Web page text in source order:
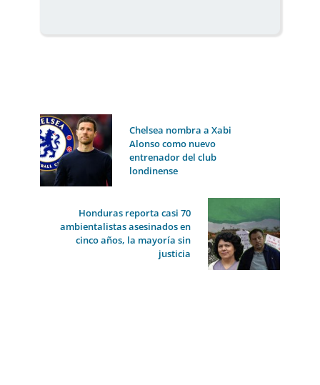
Chelsea nombra a Xabi
Alonso como nuevo
entrenador del club
londinense
Honduras reporta casi 70
ambientalistas asesinados en
cinco años, la mayoría sin
justicia